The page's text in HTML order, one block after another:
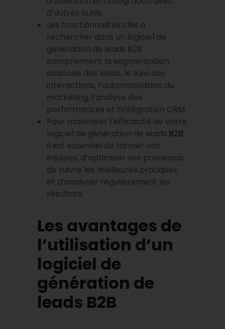
d’autres outils.
Les fonctionnalités clés à
rechercher dans un logiciel de
génération de leads B2B
comprennent la segmentation
avancée des leads, le suivi des
interactions, l’automatisation du
marketing, l’analyse des
performances et l’intégration CRM.
Pour maximiser l’efficacité de votre
logiciel de génération de leads B2B,
il est essentiel de former vos
équipes, d’optimiser vos processus,
de suivre les meilleures pratiques
et d’analyser régulièrement les
résultats.
Les avantages de
l’utilisation d’un
logiciel de
génération de
leads B2B